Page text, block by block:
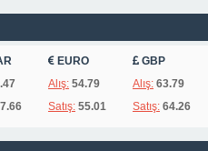
EURO
Alış:54.79
Satış:55.01
GBP
Alış:63.79
Satış:64.26